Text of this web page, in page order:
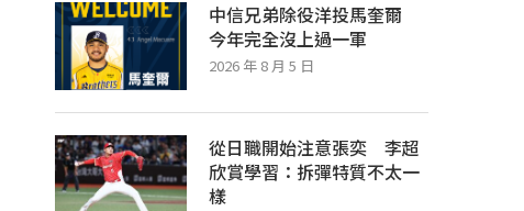
中信兄弟除役洋投馬奎爾
今年完全沒上過一軍
2026 年 8 月 5 日
從日職開始注意張奕 李超
欣賞學習：拆彈特質不太一
樣